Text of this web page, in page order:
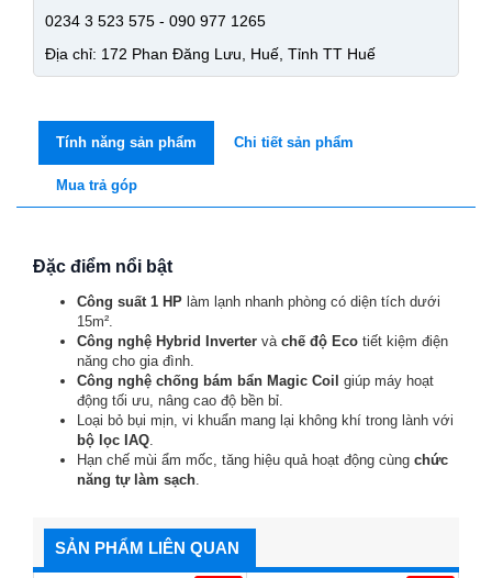
0234 3 523 575 - 090 977 1265
Địa chỉ: 172 Phan Đăng Lưu, Huế, Tỉnh TT Huế
Tính năng sản phẩm Chi tiết sản phẩm
Mua trả góp
Đặc điểm nổi bật
Công suất 1 HP làm lạnh nhanh phòng có diện tích dưới
15m².
Công nghệ Hybrid Inverter và chế độ Eco tiết kiệm điện
năng cho gia đình.
Công nghệ chống bám bẩn Magic Coil giúp máy hoạt
động tối ưu, nâng cao độ bền bỉ.
Loại bỏ bụi mịn, vi khuẩn mang lại không khí trong lành với
bộ lọc IAQ.
Hạn chế mùi ẩm mốc, tăng hiệu quả hoạt động cùng chức
năng tự làm sạch.
SẢN PHẨM LIÊN QUAN